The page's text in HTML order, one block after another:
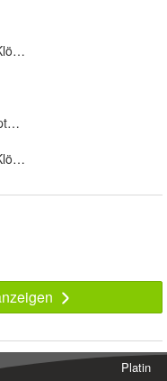
& Müller GbR
18 33415 Verl
& Müller GbR
Platin